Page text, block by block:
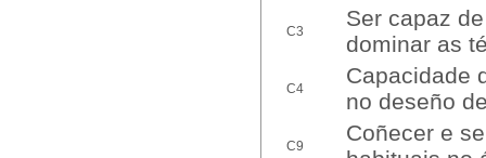
C3
Ser capaz
dominar as
C4
Capacidade
no deseño
C9
Coñecer e